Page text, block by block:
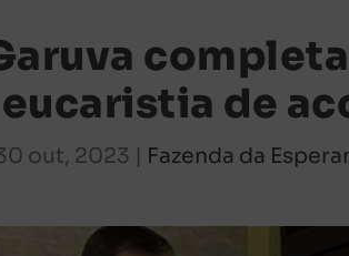
eucaristia de
out, 2023 | Fazenda da